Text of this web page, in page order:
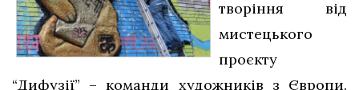
творіння від
мистецького
проєкту
“Дифузії” – команди художників з Європи.